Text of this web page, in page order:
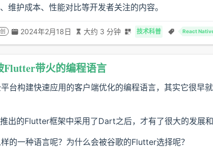
维护成本、性能对比等开发者关注的内容。
2024年2月18日 大约 3 分钟 技术科普 React
Flutter带火的编程语言
台构建快速应用的客户端优化的编程语言，其实它很早
出的Flutter框架中采用了Dart之后，才有了很大的发展和
的一种语言呢？为什么会被谷歌的Flutter选择呢？